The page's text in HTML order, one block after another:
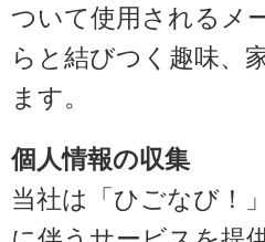
ついて使用されるメ
らと結びつく趣味、
ます。
個人情報の収集
当社は「ひごなび！